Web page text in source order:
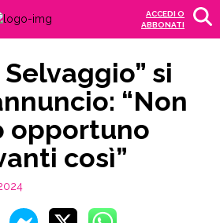
ACCEDI O
ABBONATI
si
“Non
opportuno
così”